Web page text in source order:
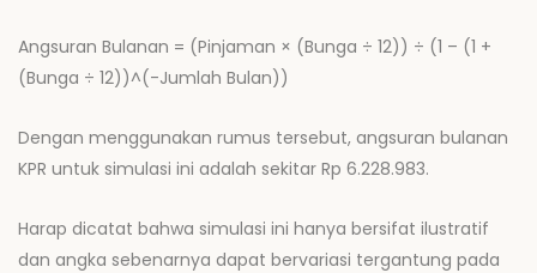
Angsuran Bulanan = (Pinjaman × (Bunga ÷ 12)) ÷ (1 – (1 +
(Bunga ÷ 12))^(-Jumlah Bulan))
Dengan menggunakan rumus tersebut, angsuran bulanan
KPR untuk simulasi ini adalah sekitar Rp 6.228.983.
Harap dicatat bahwa simulasi ini hanya bersifat ilustratif
dan angka sebenarnya dapat bervariasi tergantung pada